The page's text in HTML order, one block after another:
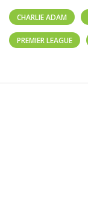
CHARLIE ADAM
PREMIER LEAGUE